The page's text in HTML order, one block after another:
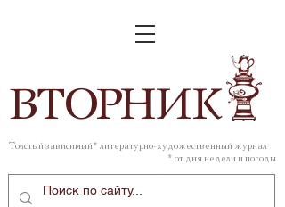
ВТОРНИК
Толстый зависимый* литературно-художественный журнал
* от дня недели и погоды